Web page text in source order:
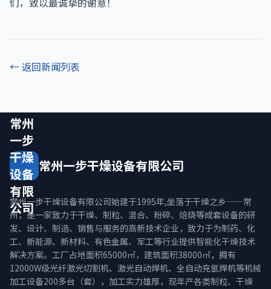
← 返回新闻列表
常州
一步
干燥
设备
有限
公司
常州一步干燥设备有限公司
常州一步干燥设备有限公司始建于1995年,坐落于干燥之乡——常
州，是一家致力于干燥、制粒、混合、粉碎、焙烧等成套设备的研
发、设计、制造、销售与服务的高新技术企业，致力于为制药、化
工、新能源、新材料、有色金属、军工等行业提供智能化干燥技术
解决方案。工厂占地面积65000㎡，建筑面积38000㎡，拥有
12000W级光纤激光切割机、激光自动焊机、全自动充氩焊机等机械
加工设备200多台（套），加工实力雄厚，现年产各类制粒、干燥